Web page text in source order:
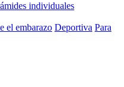
individuales
el embarazo Deportiva Para